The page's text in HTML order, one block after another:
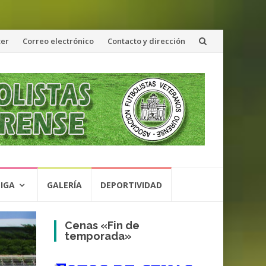
Correo electrónico Contacto y dirección
GALERÍA DEPORTIVIDAD
Cenas «Fin de
temporada»